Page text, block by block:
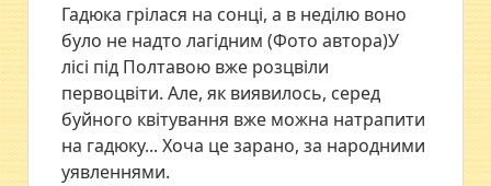
Гадюка грілася на сонці, а в неділю воно
було не надто лагідним (Фото автора)У
лісі під Полтавою вже розцвіли
первоцвіти. Але, як виявилось, серед
буйного квітування вже можна натрапити
на гадюку... Хоча це зарано, за народними
уявленнями.